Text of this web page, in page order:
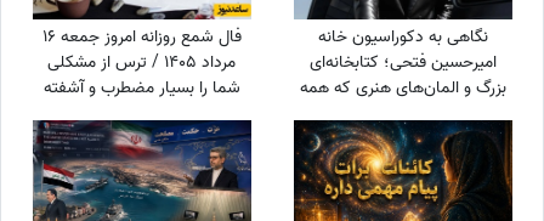
نگاهی به دکوراسیون خانه
امیرحسین فتحی؛ کتابخانه‌ای
بزرگ و المان‌های هنری که همه
را غافلگیر کرد/ بیخود نیست
بهش میگن آقازاده سینمای ایران
فال شمع روزانه امروز جمعه 16
مرداد 1405 / ترس از مشکلی
شما را بسیار مضطرب و آشفته
می‌کند، اما شما